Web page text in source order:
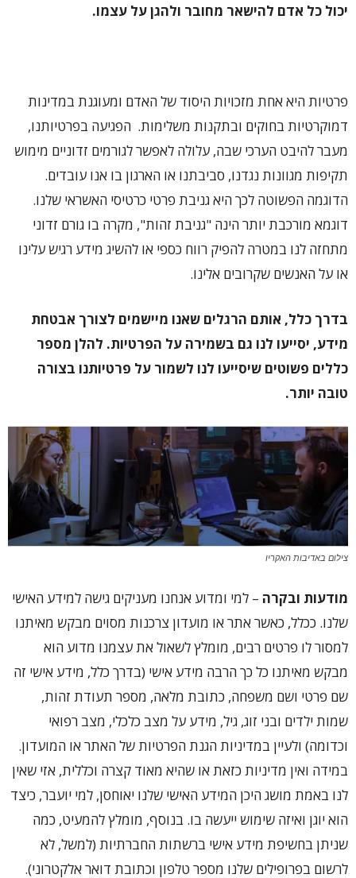
יכול כל אדם להישאר מחובר ולהגן על עצמו.
פרטיות היא אחת מזכויות היסוד של האדם ומעוגנת במדינות
דמוקרטיות בחוקים ובתקנות משלימות. הפגיעה בפרטיותנו,
מעבר להיבט הערכי שבה, עלולה לאפשר לגורמים זדוניים מימוש
תקיפות מגוונות נגדנו, סביבתנו או הארגון בו אנו עובדים.
הדוגמה הפשוטה לכך היא גניבת פרטי כרטיסי האשראי שלנו.
דוגמא מורכבת יותר הינה "גניבת זהות", מקרה בו גורם זדוני
מתחזה לנו במטרה להפיק רווח כספי או להשיג מידע רגיש עלינו
או על האנשים שקרובים אלינו.
בדרך כלל, אותם הרגלים שאנו מיישמים לצורך אבטחת
מידע, יסייעו לנו גם בשמירה על הפרטיות. להלן מספר
כללים פשוטים שיסייעו לנו לשמור על פרטיותנו בצורה
טובה יותר.
צילום באדיבות האקריו
מודעות ובקרה – למי ומדוע אנחנו מעניקים גישה למידע האישי
שלנו. ככלל, כאשר אתר או מועדון צרכנות מסוים מבקש מאיתנו
למסור לו פרטים רבים, מומלץ לשאול את עצמנו מדוע הוא
מבקש מאיתנו כל כך הרבה מידע אישי (בדרך כלל, מידע אישי זה
שם פרטי ושם משפחה, כתובת מלאה, מספר תעודת זהות,
שמות ילדים ובני זוג, גיל, מידע על מצב כלכלי, מצב רפואי
וכדומה) ולעיין במדיניות הגנת הפרטיות של האתר או המועדון.
במידה ואין מדיניות כזאת או שהיא מאוד קצרה וכללית, אזי שאין
לנו באמת מושג היכן המידע האישי שלנו יאוחסן, למי יועבר, כיצד
הוא יוגן ואיזה שימוש ייעשה בו. בנוסף, מומלץ להמעיט, כמה
שניתן בחשיפת מידע אישי ברשתות החברתיות (למשל, לא
לרשום בפרופילים שלנו מספר טלפון וכתובת דואר אלקטרוני).